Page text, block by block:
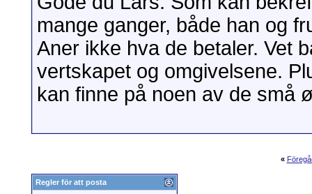
mange ganger, både han og
Aner ikke hva de betaler. Vet
vertskapet og omgivelsene.
kan finne på noen av de små
«
Regler för att posta